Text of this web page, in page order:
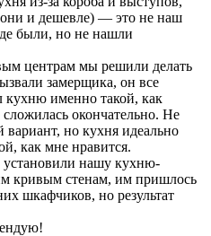
они и дешевле) — это не наш
были, но не нашли
центрам мы решили делать
замерщика, он все
кухню именно такой, как
сложилась окончательно. Не
но кухня идеально
как мне нравится.
установили нашу кухню-
кривым стенам, им пришлось
шкафчиков, но результат